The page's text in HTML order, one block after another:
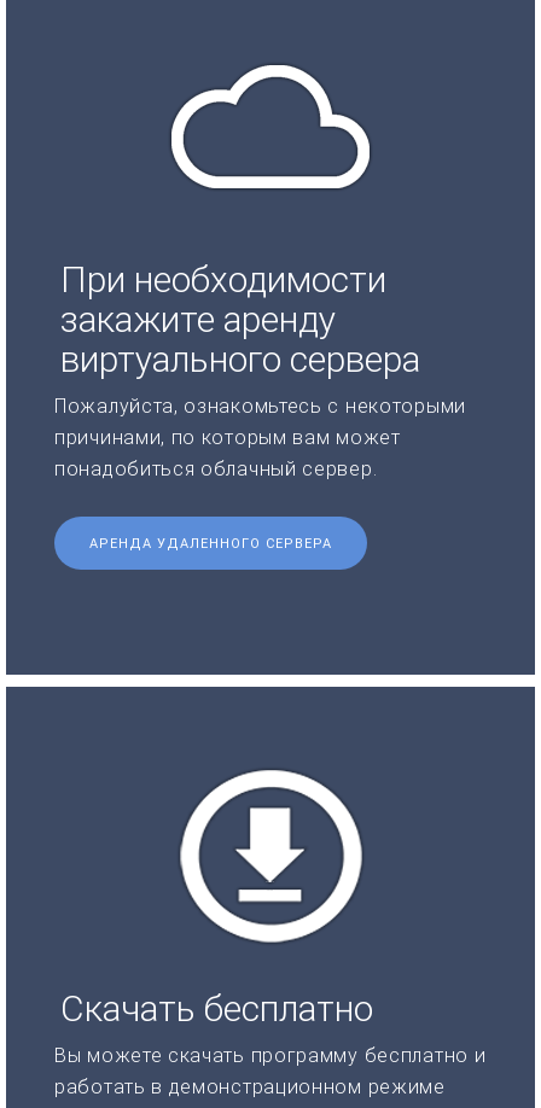
При необходимости
закажите аренду
виртуального сервера
Пожалуйста, ознакомьтесь с некоторыми
причинами, по которым вам может
понадобиться облачный сервер.
АРЕНДА УДАЛЕННОГО СЕРВЕРА
Скачать бесплатно
Вы можете скачать программу бесплатно и
работать в демонстрационном режиме